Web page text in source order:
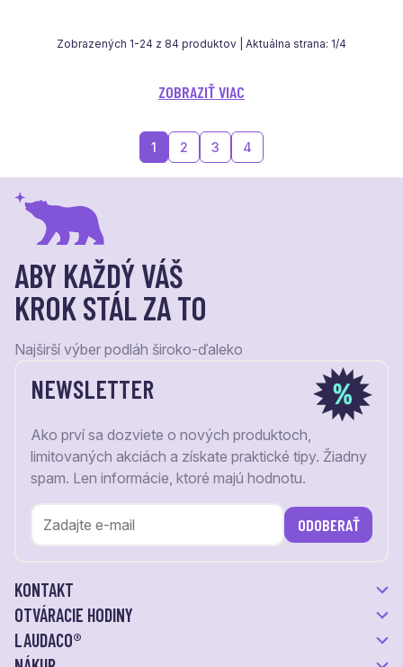
Zobrazených 1-24 z 84 produktov | Aktuálna strana: 1/4
ZOBRAZIŤ VIAC
1 2 3 4
ABY KAŽDÝ VÁŠ
KROK STÁL ZA TO
Najširší výber podláh široko-ďaleko
NEWSLETTER
Ako prví sa dozviete o nových produktoch,
limitovaných akciách a získate praktické tipy. Žiadny
spam. Len informácie, ktoré majú hodnotu.
ODOBERAŤ
KONTAKT
OTVÁRACIE HODINY
LAUDACO®